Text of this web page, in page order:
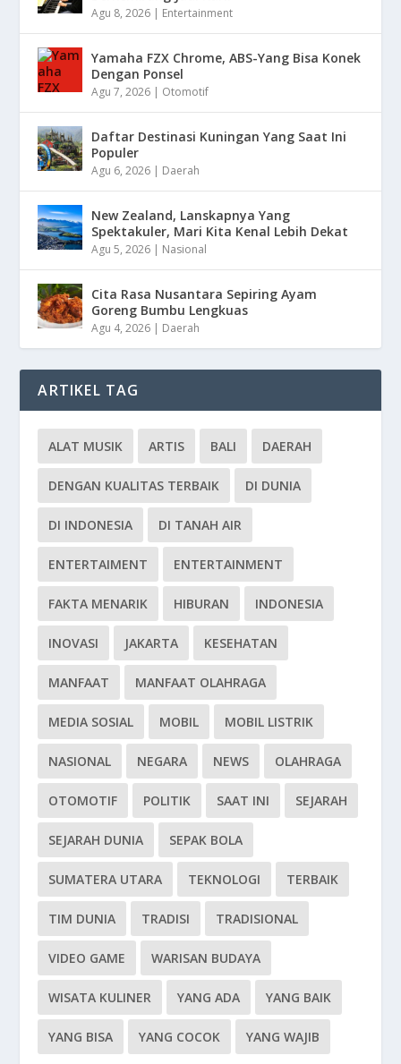
Agu 8, 2026 | Entertainment
Yamaha FZX Chrome, ABS-Yang Bisa Konek
Dengan Ponsel
Agu 7, 2026 | Otomotif
Daftar Destinasi Kuningan Yang Saat Ini
Populer
Agu 6, 2026 | Daerah
New Zealand, Lanskapnya Yang
Spektakuler, Mari Kita Kenal Lebih Dekat
Agu 5, 2026 | Nasional
Cita Rasa Nusantara Sepiring Ayam
Goreng Bumbu Lengkuas
Agu 4, 2026 | Daerah
ARTIKEL TAG
ALAT MUSIK ARTIS BALI DAERAH
DENGAN KUALITAS TERBAIK DI DUNIA
DI INDONESIA DI TANAH AIR
ENTERTAIMENT ENTERTAINMENT
FAKTA MENARIK HIBURAN INDONESIA
INOVASI JAKARTA KESEHATAN
MANFAAT MANFAAT OLAHRAGA
MEDIA SOSIAL MOBIL MOBIL LISTRIK
NASIONAL NEGARA NEWS OLAHRAGA
OTOMOTIF POLITIK SAAT INI SEJARAH
SEJARAH DUNIA SEPAK BOLA
SUMATERA UTARA TEKNOLOGI TERBAIK
TIM DUNIA TRADISI TRADISIONAL
VIDEO GAME WARISAN BUDAYA
WISATA KULINER YANG ADA YANG BAIK
YANG BISA YANG COCOK YANG WAJIB